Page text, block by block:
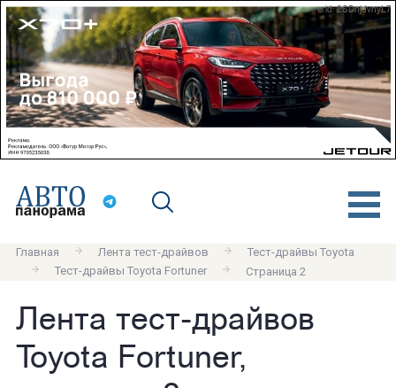
erid: 2SDnjdvnyL7
Главная Лента тест-драйвов
Тест-драйвы Toyota
Тест-драйвы Toyota Fortuner
Страница 2
Лента тест-драйвов
Toyota Fortuner,